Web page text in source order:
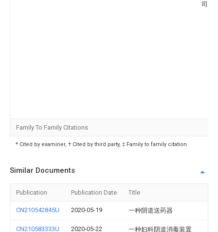
司
Family To Family Citations
* Cited by examiner, † Cited by third party, ‡ Family to family citation
Similar Documents
Publication Publication Date Title
CN210542845U 2020-05-19 一种阴道送药器
CN210583333U 2020-05-22 一种妇科阴道消毒装置